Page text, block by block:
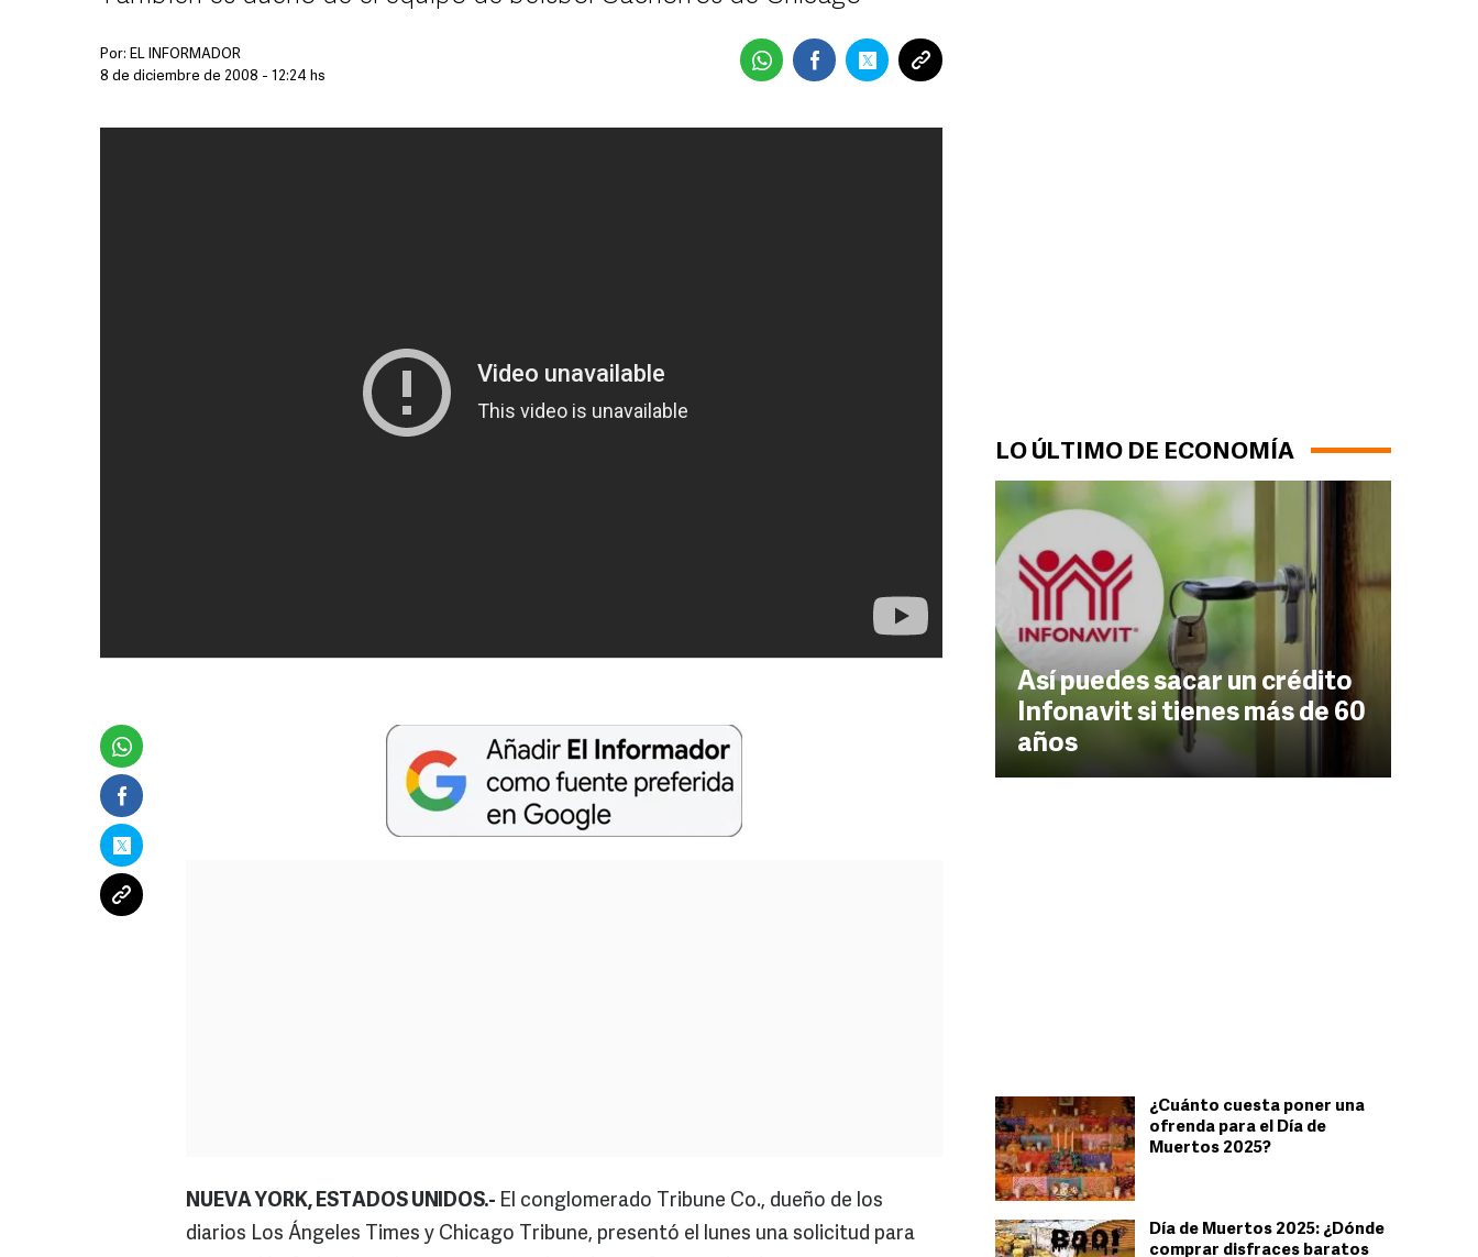
LO ÚLTIMO DE ECONOMÍA
Así puedes sacar un crédito
Infonavit si tienes más de 60
años
¿Cuánto cuesta poner una
ofrenda para el Día de
Muertos 2025?
Día de Muertos 2025: ¿Dónde
comprar disfraces baratos
Por: EL INFORMADOR
8 de diciembre de 2008 - 12:24 hs
NUEVA YORK, ESTADOS UNIDOS.- El conglomerado Tribune Co., dueño de los
diarios Los Ángeles Times y Chicago Tribune, presentó el lunes una solicitud para